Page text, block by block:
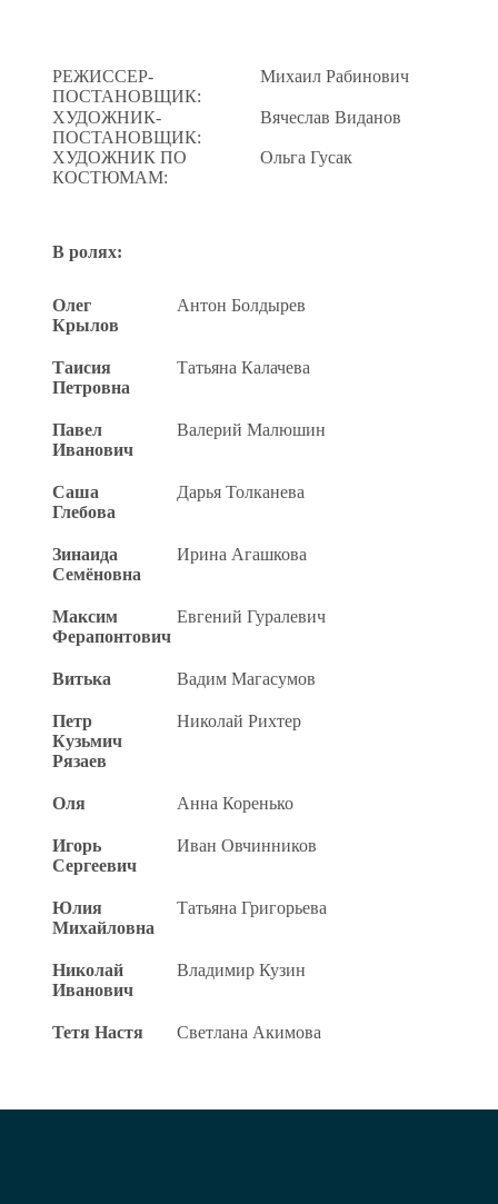
РЕЖИССЕР-
ПОСТАНОВЩИК:
Михаил Рабинович
ХУДОЖНИК-
ПОСТАНОВЩИК:
Вячеслав Виданов
ХУДОЖНИК ПО
КОСТЮМАМ:
Ольга Гусак
В ролях:
Олег
Крылов
Антон Болдырев
Таисия
Петровна
Татьяна Калачева
Павел
Иванович
Валерий Малюшин
Саша
Глебова
Дарья Толканева
Зинаида
Семёновна
Ирина Агашкова
Максим
Ферапонтович
Евгений Гуралевич
Витька Вадим Магасумов
Петр
Кузьмич
Рязаев
Николай Рихтер
Оля Анна Коренько
Игорь
Сергеевич
Иван Овчинников
Юлия
Михайловна
Татьяна Григорьева
Николай
Иванович
Владимир Кузин
Тетя Настя Светлана Акимова